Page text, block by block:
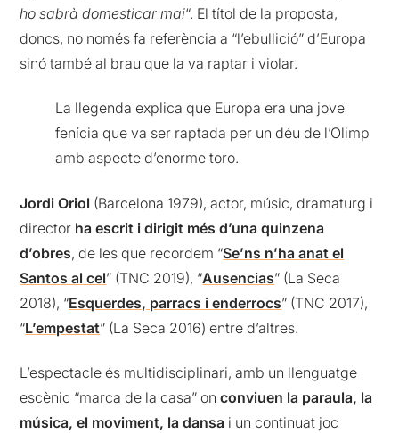
ho sabrà domesticar mai“. El títol de la proposta,
doncs, no només fa referència a “l’ebullició” d’Europa
sinó també al brau que la va raptar i violar.
La llegenda explica que Europa era una jove
fenícia que va ser raptada per un déu de l’Olimp
amb aspecte d’enorme toro.
Jordi Oriol (Barcelona 1979), actor, músic, dramaturg i
director ha escrit i dirigit més d’una quinzena
d’obres, de les que recordem “Se’ns n’ha anat el
Santos al cel” (TNC 2019), “Ausencias” (La Seca
2018), “Esquerdes, parracs i enderrocs” (TNC 2017),
“L’empestat” (La Seca 2016) entre d’altres.
L’espectacle és multidisciplinari, amb un llenguatge
escènic “marca de la casa” onconviuen la paraula, la
música, el moviment, la dansa i un continuat joc